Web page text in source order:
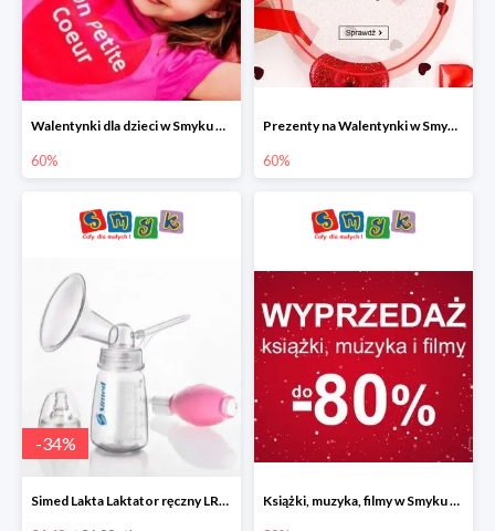
Walentynki dla dzieci w Smyku do -60%
60%
Prezenty na Walentynki w Smyku do -60%
60%
-34%
Simed Lakta Laktator ręczny LR-8 -34% Książki, muzyka, filmy w Smyku do -80%